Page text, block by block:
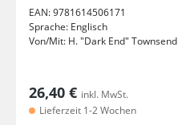
EAN:9781614506171
Sprache: Englisch
Von/Mit: H. "Dark End" Townsend
26,40 € inkl. MwSt.
Lieferzeit 1-2 Wochen